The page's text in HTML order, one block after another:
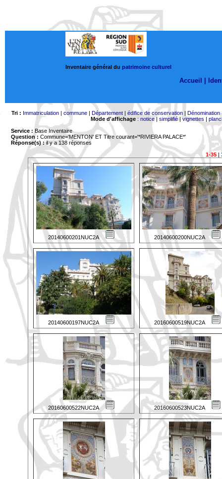
Inventaire général du patrimoine culturel
Accueil |
Tri : Immatriculation| commune| Département| édifice de conservation| Dénomination
Mode d'affichage: notice| simplifié|vignettes |
Service : Base Inventaire
Question : Commune='MENTON' ET Titre courant='*RIVIERA PALACE*'
Réponse(s) :il y a 138 réponses
1-35|
20140600201NUC2A 20140600200NUC2A
20140600197NUC2A 20160600519NUC2A
20160600522NUC2A 20160600523NUC2A